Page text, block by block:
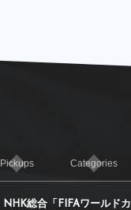
Pickups Categories
NHK総合「FIFAワールドカ